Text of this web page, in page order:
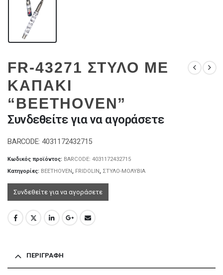
FR-43271 ΣΤΥΛΟ ΜΕ
ΚΑΠΑΚΙ
“BEETHOVEN”
Συνδεθείτε για να αγοράσετε
BARCODE: 4031172432715
Κωδικός προϊόντος: BARCODE: 4031172432715
Κατηγορίες: BEETHOVEN, FRIDOLIN, ΣΤΥΛΟ-ΜΟΛΥΒΙΑ
Συνδεθείτε για να αγοράσετε
ΠΕΡΙΓΡΑΦΉ